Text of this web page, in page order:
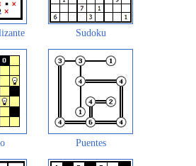
Sudoku
Puentes